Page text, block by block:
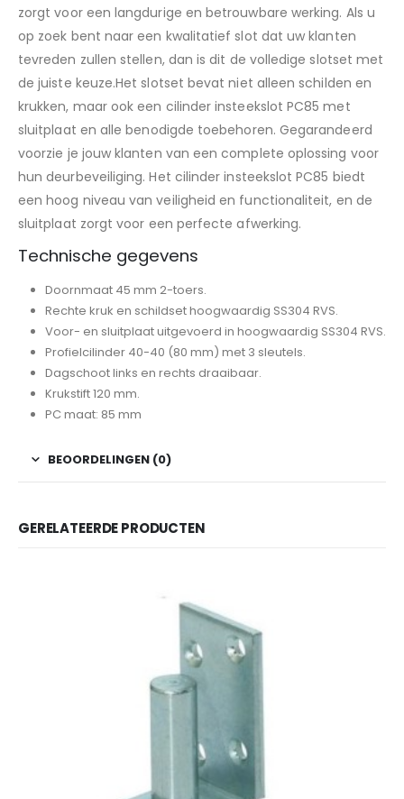
zorgt voor een langdurige en betrouwbare werking. Als u
op zoek bent naar een kwalitatief slot dat uw klanten
tevreden zullen stellen, dan is dit de volledige slotset met
de juiste keuze.Het slotset bevat niet alleen schilden en
krukken, maar ook een cilinder insteekslot PC85 met
sluitplaat en alle benodigde toebehoren. Gegarandeerd
voorzie je jouw klanten van een complete oplossing voor
hun deurbeveiliging. Het cilinder insteekslot PC85 biedt
een hoog niveau van veiligheid en functionaliteit, en de
sluitplaat zorgt voor een perfecte afwerking.
Technische gegevens
Doornmaat 45 mm 2-toers.
Rechte kruk en schildset hoogwaardig SS304 RVS.
Voor- en sluitplaat uitgevoerd in hoogwaardig SS304 RVS.
Profielcilinder 40-40 (80 mm) met 3 sleutels.
Dagschoot links en rechts draaibaar.
Krukstift 120 mm.
PC maat: 85 mm
BEOORDELINGEN (0)
GERELATEERDE PRODUCTEN